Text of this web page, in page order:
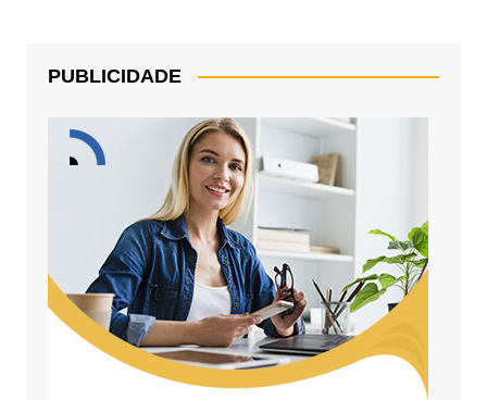
PUBLICIDADE